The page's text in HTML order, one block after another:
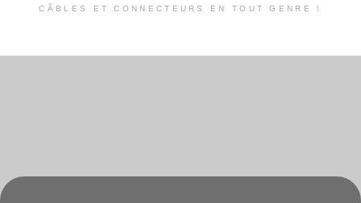
CÂBLES ET CONNECTEURS EN TOUT GENRE !